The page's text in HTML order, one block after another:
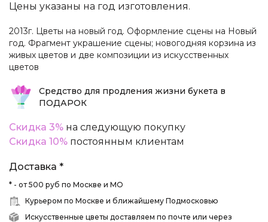
Цены указаны на год изготовления.
2013г. Цветы на новый год. Оформление сцены на Новый
год. Фрагмент украшение сцены; новогодняя корзина из
живых цветов и две композиции из искусственных
цветов
Средство для продления жизни букета в
ПОДАРОК
Скидка 3% на следующую покупку
Скидка 10% постоянным клиентам
Доставка *
* - от 500 руб по Москве и МО
Курьером по Москве и ближайшему Подмосковью
Искусственные цветы доставляем по почте или через